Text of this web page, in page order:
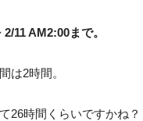
11 AM2:00まで。
は2時間。
26時間くらいですかね？